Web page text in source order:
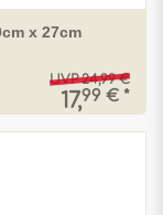
x 27cm
UVP 24,99 €
17,99 € *